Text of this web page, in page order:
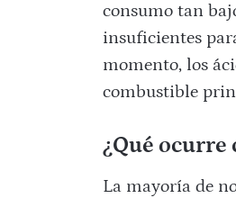
consumo tan
insuficientes
momento, los
combustible
¿Qué ocurre
La mayoría de